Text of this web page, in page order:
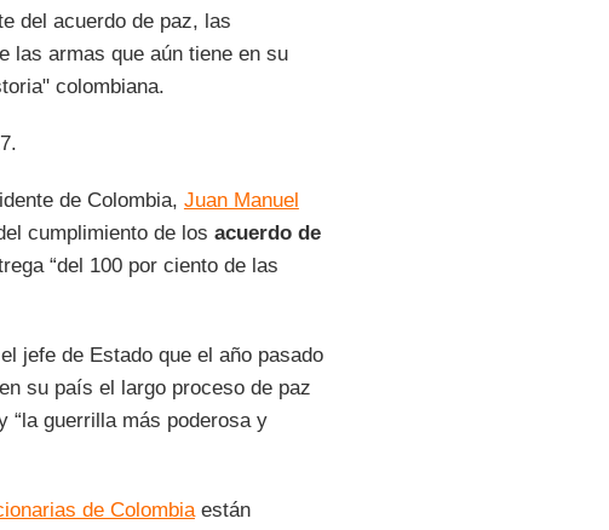
del acuerdo de paz, las
las armas que aún tiene en su
colombiana.
de Colombia, Juan Manuel
cumplimiento de los acuerdo de
“del 100 por ciento de las
jefe de Estado que el año pasado
su país el largo proceso de paz
“la guerrilla más poderosa y
de Colombiaestán